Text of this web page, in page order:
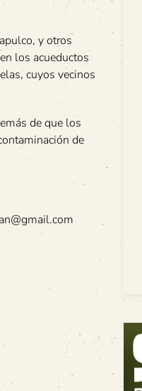
y otros
los acueductos
cuyos vecinos
de que los
de